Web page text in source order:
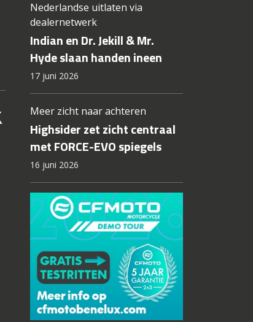
Nederlandse uitlaten via
dealernetwerk
Indian en Dr. Jekill & Mr.
Hyde slaan handen ineen
17 juni 2026
Meer zicht naar achteren
Highsider zet zicht centraal
met FORCE-EVO spiegels
16 juni 2026